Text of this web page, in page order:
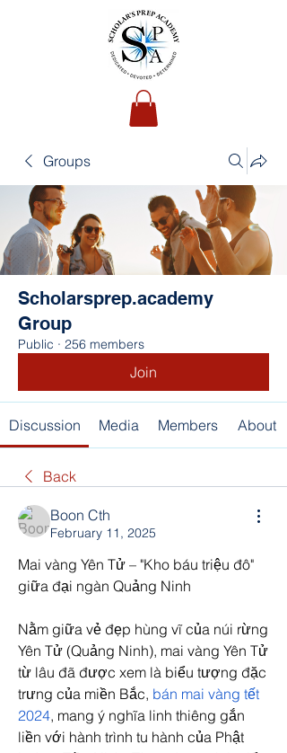
Groups
Scholarsprep.academy
Group
Public · 256 members
Join
Discussion Media Members About
Back
Boon Cth
February 11, 2025
Mai vàng Yên Tử – "Kho báu triệu đô"
giữa đại ngàn Quảng Ninh
Nằm giữa vẻ đẹp hùng vĩ của núi rừng
Yên Tử (Quảng Ninh), mai vàng Yên Tử
từ lâu đã được xem là biểu tượng đặc
trưng của miền Bắc, bán mai vàng tết
2024, mang ý nghĩa linh thiêng gắn
liền với hành trình tu hành của Phật